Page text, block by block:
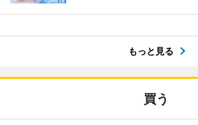
もっと見る
買う